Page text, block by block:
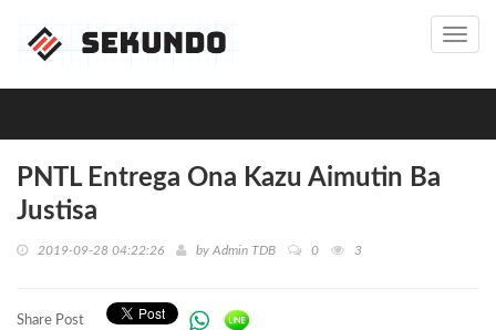
PNTL Entrega Ona Kazu Aimutin Ba
Justisa
2019-09-28 04:22:26 by Admin TDB 0 3
Share Post